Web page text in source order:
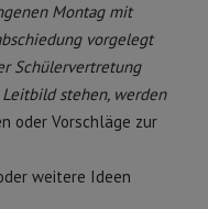
Montag mit
vorgelegt
Schülervertretung
stehen, werden
oder Vorschläge zur
weitere Ideen